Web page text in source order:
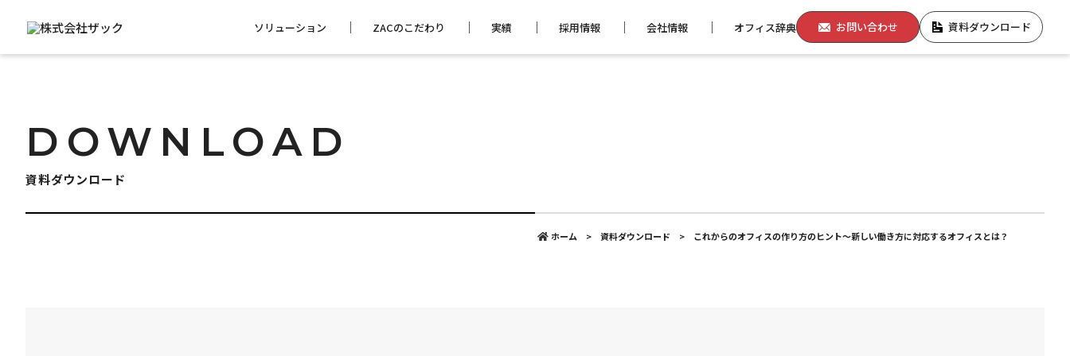
ソリューション ZACのこだわり 実績 採用情報 会社情報 オフィス辞典 お問い合わせ 資料ダウンロード
DOWNLOAD
資料ダウンロード
ホーム > 資料ダウンロード > これからのオフィスの作り方のヒント～新しい働き方に対応するオフィスとは？